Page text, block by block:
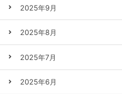
2025年9月
2025年8月
2025年7月
2025年6月